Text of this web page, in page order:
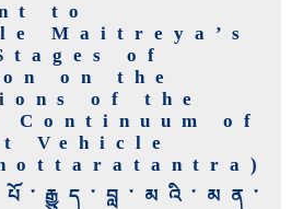
to
Maitreya’s
of
on the
of the
Continuum of
Vehicle